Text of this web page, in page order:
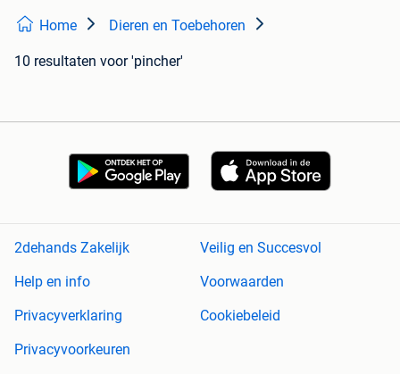
Home Dieren en Toebehoren
10 resultaten voor 'pincher'
2dehands Zakelijk
Veilig en Succesvol
Help en info
Voorwaarden
Privacyverklaring
Cookiebeleid
Privacyvoorkeuren